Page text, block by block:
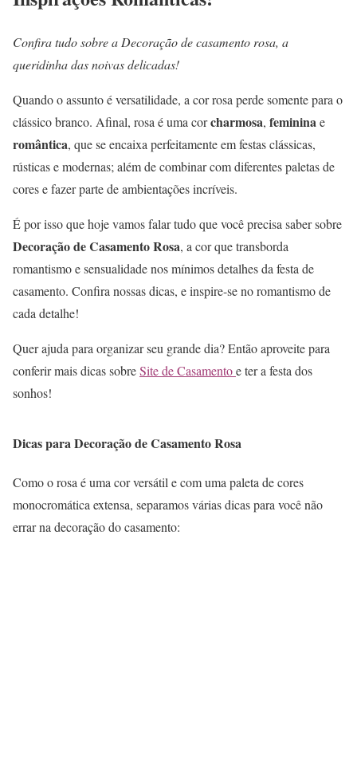
Confira tudo sobre a Decoração de casamento rosa, a
queridinha das noivas delicadas!
Quando o assunto é versatilidade, a cor rosa perde somente para o
clássico branco. Afinal, rosa é uma corcharmosa, femininae
romântica, que se encaixa perfeitamente em festas clássicas,
rústicas e modernas; além de combinar com diferentes paletas de
cores e fazer parte de ambientações incríveis.
É por isso que hoje vamos falar tudo que você precisa saber sobre
Decoração de Casamento Rosa, a cor que transborda
romantismo e sensualidade nos mínimos detalhes da festa de
casamento. Confira nossas dicas, e inspire-se no romantismo de
cada detalhe!
Quer ajuda para organizar seu grande dia? Então aproveite para
conferir mais dicas sobreSite de Casamentoe ter a festa dos
sonhos!
Dicas para Decoração de Casamento Rosa
Como o rosa é uma cor versátil e com uma paleta de cores
monocromática extensa, separamos várias dicas para você não
errar na decoração do casamento: